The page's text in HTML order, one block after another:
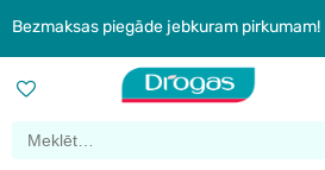
Bezmaksas piegāde jebkuram pirkumam!